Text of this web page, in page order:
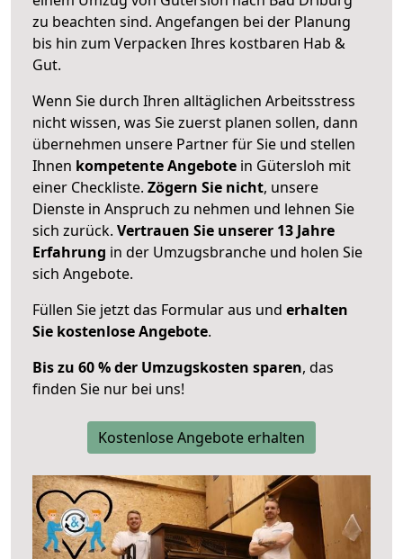
zu beachten sind. Angefangen bei der Planung
bis hin zum Verpacken Ihres kostbaren Hab &
Gut.
Wenn Sie durch Ihren alltäglichen Arbeitsstress
nicht wissen, was Sie zuerst planen sollen, dann
übernehmen unsere Partner für Sie und stellen
Ihnen kompetente Angebote in Gütersloh mit
einer Checkliste. Zögern Sie nicht, unsere
Dienste in Anspruch zu nehmen und lehnen Sie
sich zurück. Vertrauen Sie unserer 13 Jahre
Erfahrung in der Umzugsbranche und holen Sie
sich Angebote.
Füllen Sie jetzt das Formular aus und erhalten
Sie kostenlose Angebote.
Bis zu 60 % der Umzugskosten sparen, das
finden Sie nur bei uns!
Kostenlose Angebote erhalten